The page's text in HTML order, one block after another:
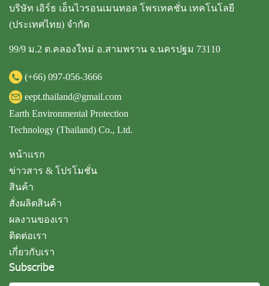
บริษัท เอิร์ธ เอ็นไวรอนเมนทอล โพรเทคชั่น เทคโนโลยี
(ประเทศไทย) จำกัด
99/9 ม.2 ต.คลองใหม่ อ.สามพราน จ.นครปฐม 73110
(+66) 097-056-3666
eept.thailand@gmail.com
Earth Environmental Protection
Technology (Thailand) Co., Ltd.
หน้าแรก
ข่าวสาร & โปรโมชั่น
สินค้า
สั่งผลิตสินค้า
ผลงานของเรา
ติดต่อเรา
เกี่ยวกับเรา
Subscribe